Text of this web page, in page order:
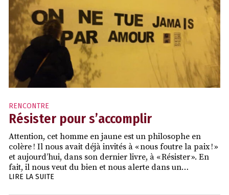
RENCONTRE
Résister pour s’accomplir
Attention, cet homme en jaune est un philosophe en
colère ! Il nous avait déjà invités à « nous foutre la paix ! »
et aujourd’hui, dans son dernier livre, à « Résister ». En
fait, il nous veut du bien et nous alerte dans un…
LIRE LA SUITE